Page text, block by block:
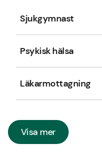
Sjukgymnast
Psykisk hälsa
Läkarmottagning
Visa mer